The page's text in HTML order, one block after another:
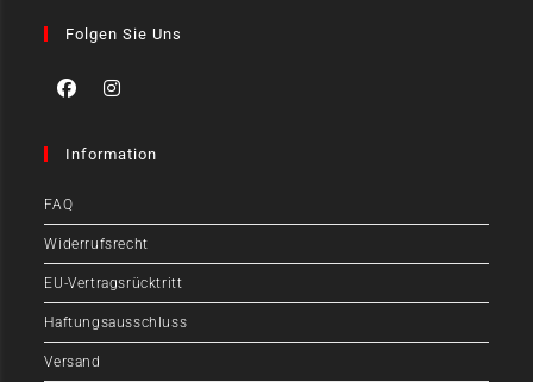
Folgen Sie Uns
Information
FAQ
Widerrufsrecht
EU-Vertragsrücktritt
Haftungsausschluss
Versand